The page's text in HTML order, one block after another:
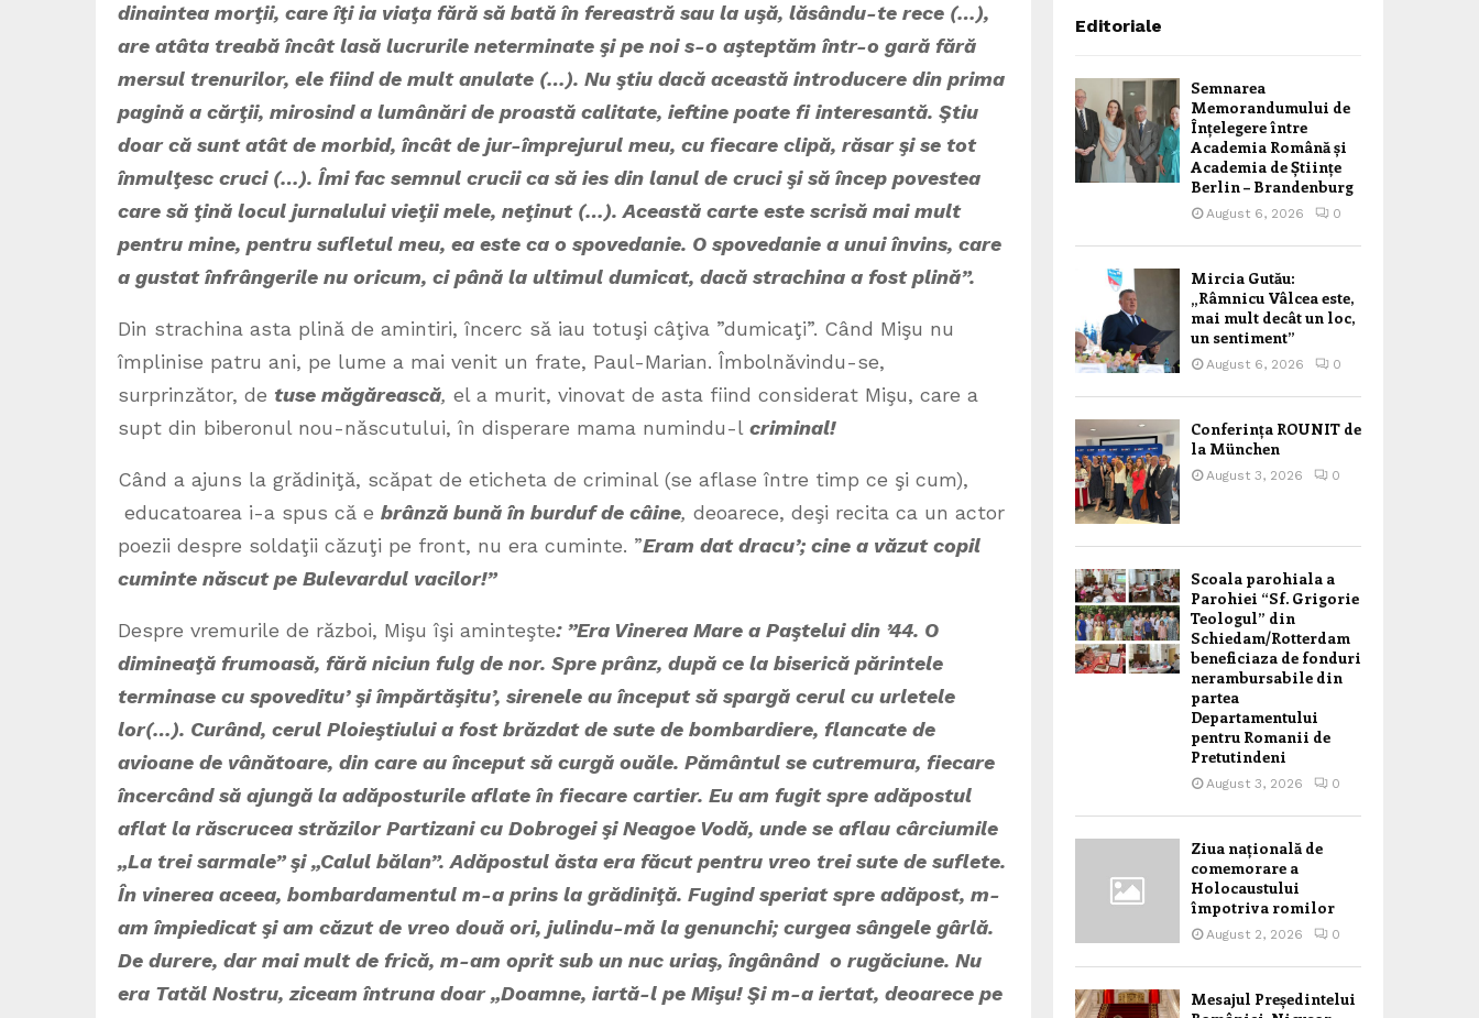
dinaintea morţii, care îţi ia viaţa fără să bată în fereastră sau la uşă, lăsându-te rece (…),
are atâta treabă încât lasă lucrurile neterminate şi pe noi s-o aşteptăm într-o gară fără
mersul trenurilor, ele fiind de mult anulate (…). Nu ştiu dacă această introducere din prima
pagină a cărţii, mirosind a lumânări de proastă calitate, ieftine poate fi interesantă. Ştiu
doar că sunt atât de morbid, încât de jur-împrejurul meu, cu fiecare clipă, răsar şi se tot
înmulţesc cruci (…). Îmi fac semnul crucii ca să ies din lanul de cruci şi să încep povestea
care să ţină locul jurnalului vieţii mele, neţinut (…). Această carte este scrisă mai mult
pentru mine, pentru sufletul meu, ea este ca o spovedanie. O spovedanie a unui învins, care
a gustat înfrângerile nu oricum, ci până la ultimul dumicat, dacă strachina a fost plină”.
Din strachina asta plină de amintiri, încerc să iau totuşi câţiva ”dumicaţi”. Când Mişu nu
împlinise patru ani, pe lume a mai venit un frate, Paul-Marian. Îmbolnăvindu-se,
surprinzător, de tuse măgărească, el a murit, vinovat de asta fiind considerat Mişu, care a
supt din biberonul nou-născutului, în disperare mama numindu-l criminal!
Când a ajuns la grădiniţă, scăpat de eticheta de criminal (se aflase între timp ce şi cum),
educatoarea i-a spus că e brânză bună în burduf de câine, deoarece, deşi recita ca un actor
poezii despre soldaţii căzuţi pe front, nu era cuminte. ”Eram dat dracu’; cine a văzut copil
cuminte născut pe Bulevardul vacilor!”
Despre vremurile de război, Mişu îşi aminteşte: ”Era Vinerea Mare a Paştelui din ’44. O
dimineaţă frumoasă, fără niciun fulg de nor. Spre prânz, după ce la biserică părintele
terminase cu spoveditu’ şi împărtăşitu’, sirenele au început să spargă cerul cu urletele
lor(…). Curând, cerul Ploieştiului a fost brăzdat de sute de bombardiere, flancate de
avioane de vânătoare, din care au început să curgă ouăle. Pământul se cutremura, fiecare
încercând să ajungă la adăposturile aflate în fiecare cartier. Eu am fugit spre adăpostul
aflat la răscrucea străzilor Partizani cu Dobrogei şi Neagoe Vodă, unde se aflau cârciumile
„La trei sarmale” şi „Calul bălan”. Adăpostul ăsta era făcut pentru vreo trei sute de suflete.
În vinerea aceea, bombardamentul m-a prins la grădiniţă. Fugind speriat spre adăpost, m-
am împiedicat şi am căzut de vreo două ori, julindu-mă la genunchi; curgea sângele gârlă.
De durere, dar mai mult de frică, m-am oprit sub un nuc uriaş, îngânând o rugăciune. Nu
era Tatăl Nostru, ziceam întruna doar „Doamne, iartă-l pe Mişu! Şi m-a iertat, deoarece pe
Editoriale
Semnarea
Memorandumului de
Înțelegere între
Academia Română și
Academia de Științe
Berlin – Brandenburg
August 6, 2026 0
Mircia Gutău:
„Râmnicu Vâlcea este,
mai mult decât un loc,
un sentiment”
August 6, 2026 0
Conferința ROUNIT de
la München
August 3, 2026 0
Scoala parohiala a
Parohiei “Sf. Grigorie
Teologul” din
Schiedam/Rotterdam
beneficiaza de fonduri
nerambursabile din
partea
Departamentului
pentru Romanii de
Pretutindeni
August 3, 2026 0
Ziua națională de
comemorare a
Holocaustului
împotriva romilor
August 2, 2026 0
Mesajul Președintelui